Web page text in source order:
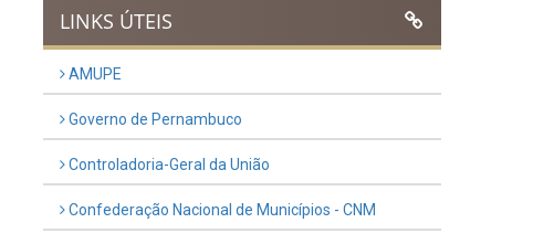
LINKS ÚTEIS
AMUPE
Governo de Pernambuco
Controladoria-Geral da União
Confederação Nacional de Municípios - CNM